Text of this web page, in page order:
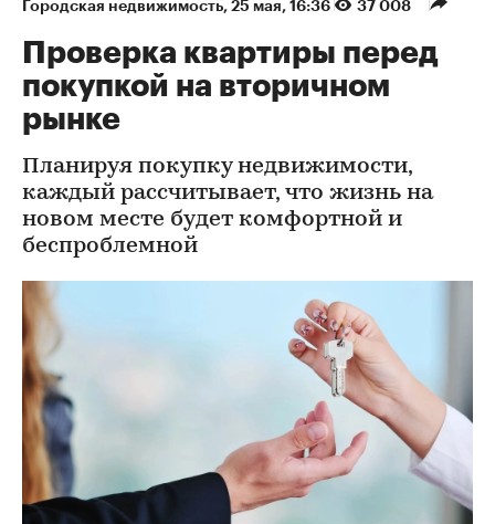
Городская недвижимость⁠, 25 мая, 16:36 37 008
Проверка квартиры перед
покупкой на вторичном
рынке
Планируя покупку недвижимости,
каждый рассчитывает, что жизнь на
новом месте будет комфортной и
беспроблемной